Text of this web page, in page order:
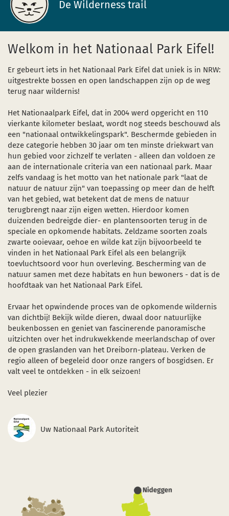
Sterrenpark
Bezienswaardigheden
Start- en ontmoetingspunten
nieuw venster)
in een nieuw venster)
in een nieuw venster)
De Wilderness trail
Startpagina
Welkom in het Nationaal Park Eifel!
Er gebeurt iets in het Nationaal Park Eifel dat uniek is in NRW:
uitgestrekte bossen en open landschappen zijn op de weg
terug naar wildernis!
Het Nationaalpark Eifel, dat in 2004 werd opgericht en 110
vierkante kilometer beslaat, wordt nog steeds beschouwd als
een "nationaal ontwikkelingspark". Beschermde gebieden in
deze categorie hebben 30 jaar om ten minste driekwart van
hun gebied voor zichzelf te verlaten - alleen dan voldoen ze
aan de internationale criteria van een nationaal park. Maar
zelfs vandaag is het motto van het nationale park "laat de
natuur de natuur zijn" van toepassing op meer dan de helft
van het gebied, wat betekent dat de mens de natuur
terugbrengt naar zijn eigen wetten. Hierdoor komen
duizenden bedreigde dier- en plantensoorten terug in de
speciale en opkomende habitats. Zeldzame soorten zoals
zwarte ooievaar, oehoe en wilde kat zijn bijvoorbeeld te
vinden in het Nationaal Park Eifel als een belangrijk
toevluchtsoord voor hun overleving. Bescherming van de
natuur samen met deze habitats en hun bewoners - dat is de
hoofdtaak van het Nationaal Park Eifel.
Ervaar het opwindende proces van de opkomende wildernis
van dichtbij! Bekijk wilde dieren, dwaal door natuurlijke
beukenbossen en geniet van fascinerende panoramische
uitzichten over het indrukwekkende meerlandschap of over
de open graslanden van het Dreiborn-plateau. Verken de
regio alleen of begeleid door onze rangers of bosgidsen. Er
valt veel te ontdekken - in elk seizoen!
Veel plezier
Uw Nationaal Park Autoriteit